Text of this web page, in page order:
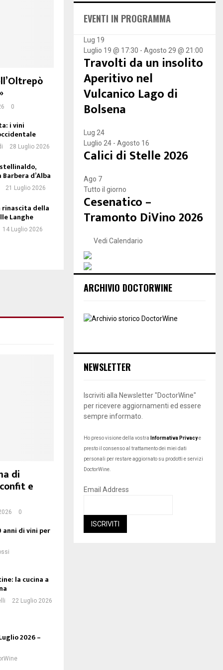
0
i vini
28 Luglio 2026
d’Alba
21 Luglio 2026
della
Langhe
14 Luglio 2026
di
e
0
anni di vini per
la cucina a
22 Luglio 2026
2026 –
f
r
:
H
EVENTI IN PROGRAMMA
Lug 19
Luglio 19 @ 17:30 - Agosto 29 @ 21:00
Travolti da un insolito
Aperitivo nel
Vulcanico Lago di
Bolsena
Lug 24
Luglio 24 - Agosto 16
Calici di Stelle 2026
Ago 7
Tutto il giorno
Cesenatico –
Tramonto DiVino 2026
Vedi Calendario
ARCHIVIO DOCTORWINE
NEWSLETTER
Iscriviti alla Newsletter "DoctorWine"
per ricevere aggiornamenti ed essere
sempre informato.
Ho preso visione della vostra Informativa Privacye
presto il consenso al trattamento dei miei dati
personali per restare aggiornato su prodotti e servizi
DoctorWine.
Email Address